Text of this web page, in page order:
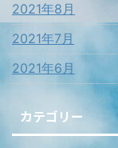
2021年8月
2021年7月
2021年6月
カテゴリー